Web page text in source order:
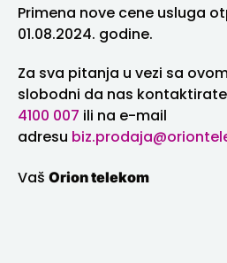
Primena nove cene usluga
01.08.2024. godine.
Za sva pitanja u vezi sa
slobodni da nas
4100 007 ili na e-mail
adresu
Vaš Orion telekom